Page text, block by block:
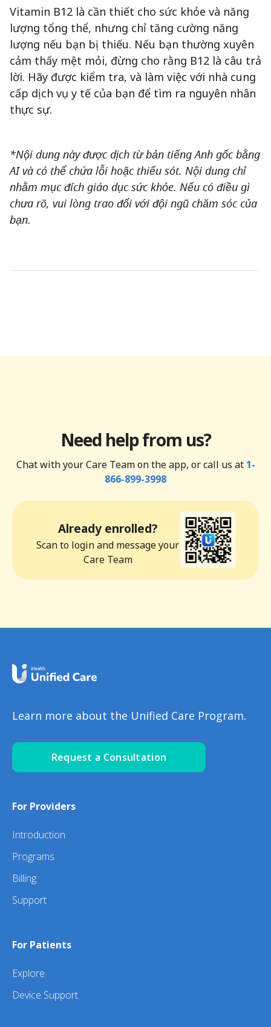
Vitamin B12 là cần thiết cho sức khỏe và năng
lượng tổng thể, nhưng chỉ tăng cường năng
lượng nếu bạn bị thiếu. Nếu bạn thường xuyên
cảm thấy mệt mỏi, đừng cho rằng B12 là câu trả
lời. Hãy được kiểm tra, và làm việc với nhà cung
cấp dịch vụ y tế của bạn để tìm ra nguyên nhân
thực sự.
*Nội dung này được dịch từ bản tiếng Anh gốc bằng
AI và có thể chứa lỗi hoặc thiếu sót. Nội dung chỉ
nhằm mục đích giáo dục sức khỏe. Nếu có điều gì
chưa rõ, vui lòng trao đổi với đội ngũ chăm sóc của
bạn.
Need help from us?
Chat with your Care Team on the app, or call us at 1-
866-899-3998
Already enrolled?
Scan to login and message your
Care Team
Learn more about the Unified Care Program.
Request a Consultation
For Providers
Introduction
Programs
Billing
Support
For Patients
Explore
Device Support